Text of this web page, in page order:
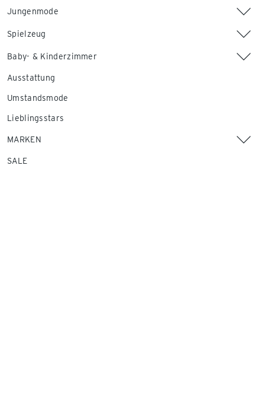
Jungenmode
Spielzeug
Baby- & Kinderzimmer
Ausstattung
Umstandsmode
Lieblingsstars
MARKEN
SALE